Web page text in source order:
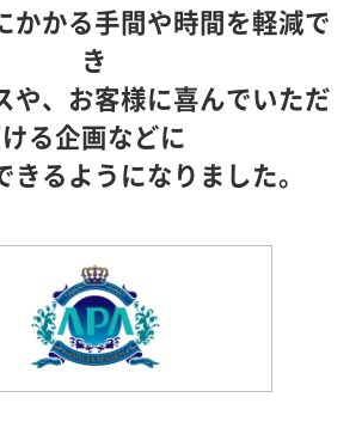
かかる手間や時間を軽減で
き
や、お客様に喜んでいただ
ける企画などに
きるようになりました。